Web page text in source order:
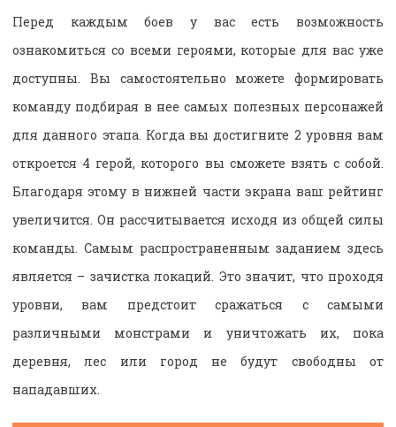
Перед каждым боев у вас есть возможность
ознакомиться со всеми героями, которые для вас уже
доступны. Вы самостоятельно можете формировать
команду подбирая в нее самых полезных персонажей
для данного этапа. Когда вы достигните 2 уровня вам
откроется 4 герой, которого вы сможете взять с собой.
Благодаря этому в нижней части экрана ваш рейтинг
увеличится. Он рассчитывается исходя из общей силы
команды. Самым распространенным заданием здесь
является – зачистка локаций. Это значит, что проходя
уровни, вам предстоит сражаться с самыми
различными монстрами и уничтожать их, пока
деревня, лес или город не будут свободны от
нападавших.